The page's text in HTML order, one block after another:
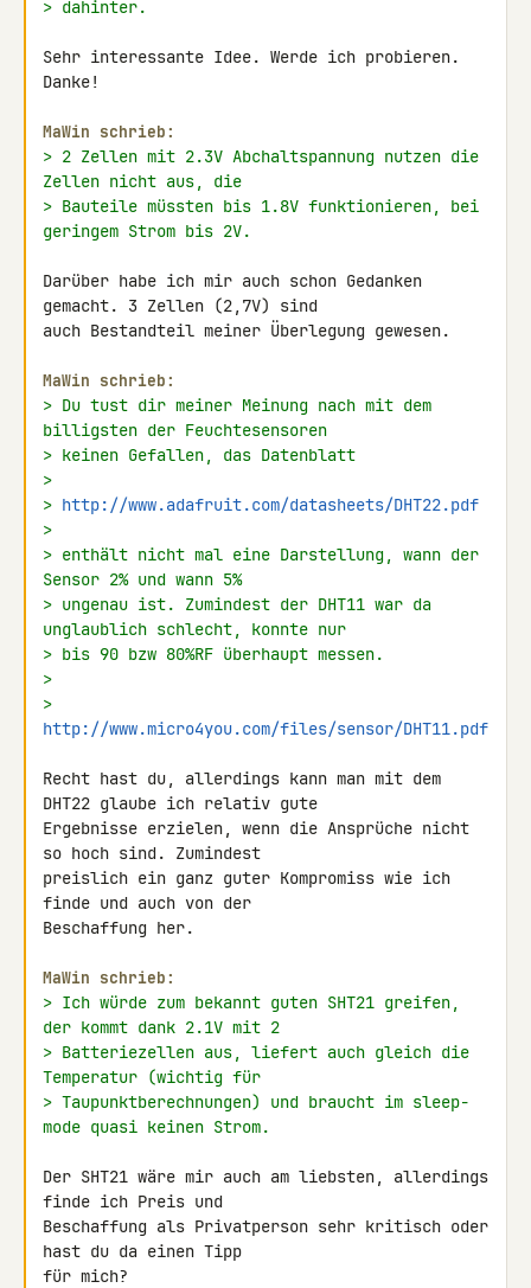
> dahinter.
Sehr interessante Idee. Werde ich probieren.
Danke!
MaWin schrieb:
> 2 Zellen mit 2.3V Abchaltspannung nutzen die
Zellen nicht aus, die
> Bauteile müssten bis 1.8V funktionieren, bei
geringem Strom bis 2V.
Darüber habe ich mir auch schon Gedanken
gemacht. 3 Zellen (2,7V) sind
auch Bestandteil meiner Überlegung gewesen.
MaWin schrieb:
> Du tust dir meiner Meinung nach mit dem
billigsten der Feuchtesensoren
> keinen Gefallen, das Datenblatt
>
> http://www.adafruit.com/datasheets/DHT22.pdf
>
> enthält nicht mal eine Darstellung, wann der
Sensor 2% und wann 5%
> ungenau ist. Zumindest der DHT11 war da
unglaublich schlecht, konnte nur
> bis 90 bzw 80%RF überhaupt messen.
>
http://www.micro4you.com/files/sensor/DHT11.pdf
Recht hast du, allerdings kann man mit dem
DHT22 glaube ich relativ gute
Ergebnisse erzielen, wenn die Ansprüche nicht
so hoch sind. Zumindest
preislich ein ganz guter Kompromiss wie ich
finde und auch von der
Beschaffung her.
MaWin schrieb:
> Ich würde zum bekannt guten SHT21 greifen,
der kommt dank 2.1V mit 2
> Batteriezellen aus, liefert auch gleich die
Temperatur (wichtig für
> Taupunktberechnungen) und braucht im sleep-
mode quasi keinen Strom.
Der SHT21 wäre mir auch am liebsten, allerdings
finde ich Preis und
Beschaffung als Privatperson sehr kritisch oder
hast du da einen Tipp
für mich?